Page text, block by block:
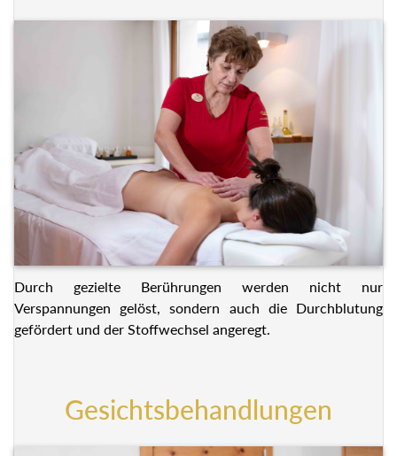
Durch gezielte Berührungen werden nicht nur
Verspannungen gelöst, sondern auch die Durchblutung
gefördert und der Stoffwechsel angeregt.
Gesichtsbehandlungen